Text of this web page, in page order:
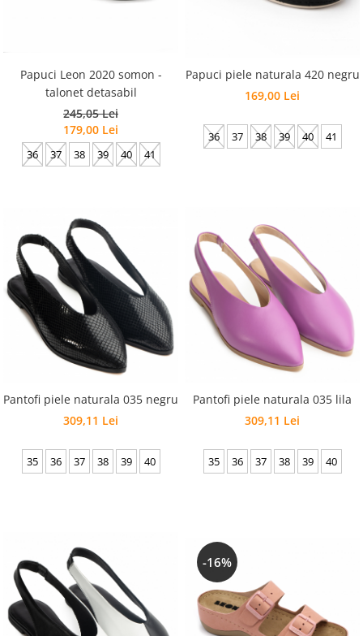
Papuci Leon 2020 somon -
talonet detasabil
245,05 Lei
179,00 Lei
36 37 38 39 40 41
Papuci piele naturala 420 negru
169,00 Lei
36 37 38 39 40 41
Pantofi piele naturala 035 negru
309,11 Lei
35 36 37 38 39 40
Pantofi piele naturala 035 lila
309,11 Lei
35 36 37 38 39 40
-16%